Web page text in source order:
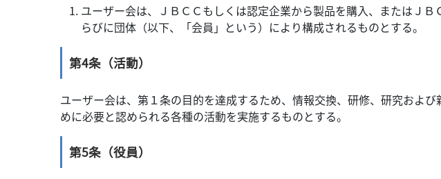
ユーザー会は、ＪＢＣＣもしくは認定企業から製品を購入、またはＪ
らびに団体（以下、「会員」という）により構成されるものとする。
第4条（活動）
ユーザー会は、第１条の目的を達成するため、情報交換、研修、研究およ
めに必要と認められる各種の活動を実施するものとする。
第5条（役員）